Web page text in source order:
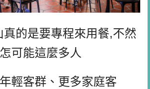
真的是要專程來用餐,不然
怎可能這麼多人
輕客群、更多家庭客